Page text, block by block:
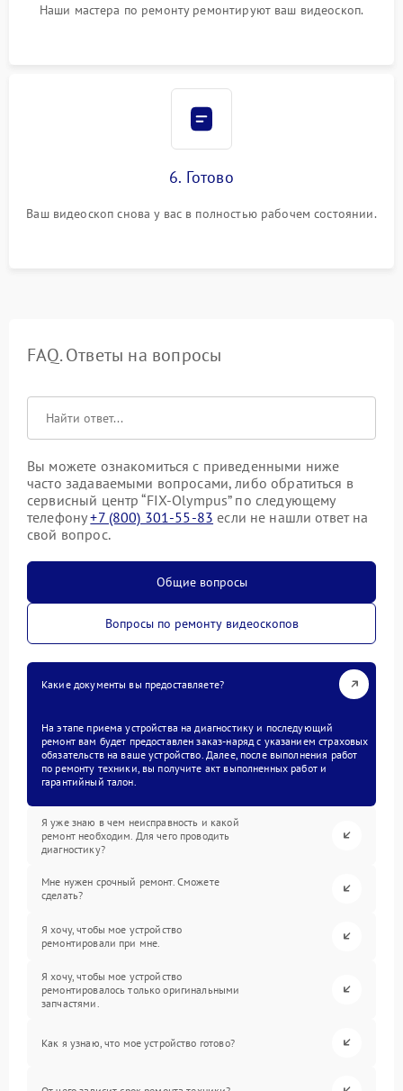
Наши мастера по ремонту ремонтируют ваш видеоскоп.
6. Готово
Ваш видеоскоп снова у вас в полностью рабочем состоянии.
FAQ. Ответы на вопросы
Вы можете ознакомиться с приведенными ниже
часто задаваемыми вопросами, либо обратиться в
сервисный центр “FIX-Olympus” по следующему
телефону+7 (800) 301-55-83 если не нашли ответ на
свой вопрос.
Общие вопросы
Вопросы по ремонту видеоскопов
Какие документы вы предоставляете?
На этапе приема устройства на диагностику и последующий
ремонт вам будет предоставлен заказ-наряд с указанием страховых
обязательств на ваше устройство. Далее, после выполнения работ
по ремонту техники, вы получите акт выполненных работ и
гарантийный талон.
Я уже знаю в чем неисправность и какой
ремонт необходим. Для чего проводить
диагностику?
Мне нужен срочный ремонт. Сможете
сделать?
Я хочу, чтобы мое устройство
ремонтировали при мне.
Я хочу, чтобы мое устройство
ремонтировалось только оригинальными
запчастями.
Как я узнаю, что мое устройство готово?